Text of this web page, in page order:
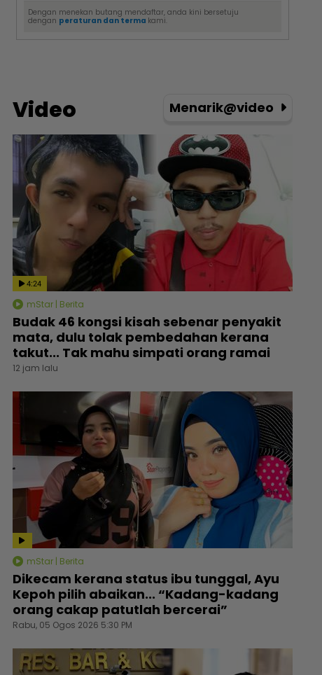
Dengan menekan butang mendaftar, anda kini bersetuju
dengan peraturan dan terma kami.
Video Menarik@video
4:24
mStar | Berita
Budak 46 kongsi kisah sebenar penyakit
mata, dulu tolak pembedahan kerana
takut... Tak mahu simpati orang ramai
12 jam lalu
mStar | Berita
Dikecam kerana status ibu tunggal, Ayu
Kepoh pilih abaikan... “Kadang-kadang
orang cakap patutlah bercerai”
Rabu, 05 Ogos 2026 5:30 PM